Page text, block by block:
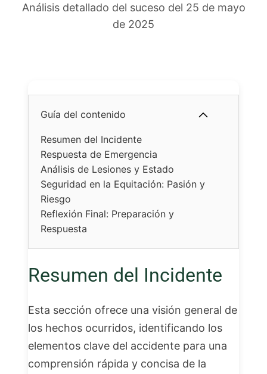
Análisis detallado del suceso del 25 de mayo
de 2025
Guía del contenido
Resumen del Incidente
Respuesta de Emergencia
Análisis de Lesiones y Estado
Seguridad en la Equitación: Pasión y
Riesgo
Reflexión Final: Preparación y
Respuesta
Resumen del Incidente
Esta sección ofrece una visión general de
los hechos ocurridos, identificando los
elementos clave del accidente para una
comprensión rápida y concisa de la